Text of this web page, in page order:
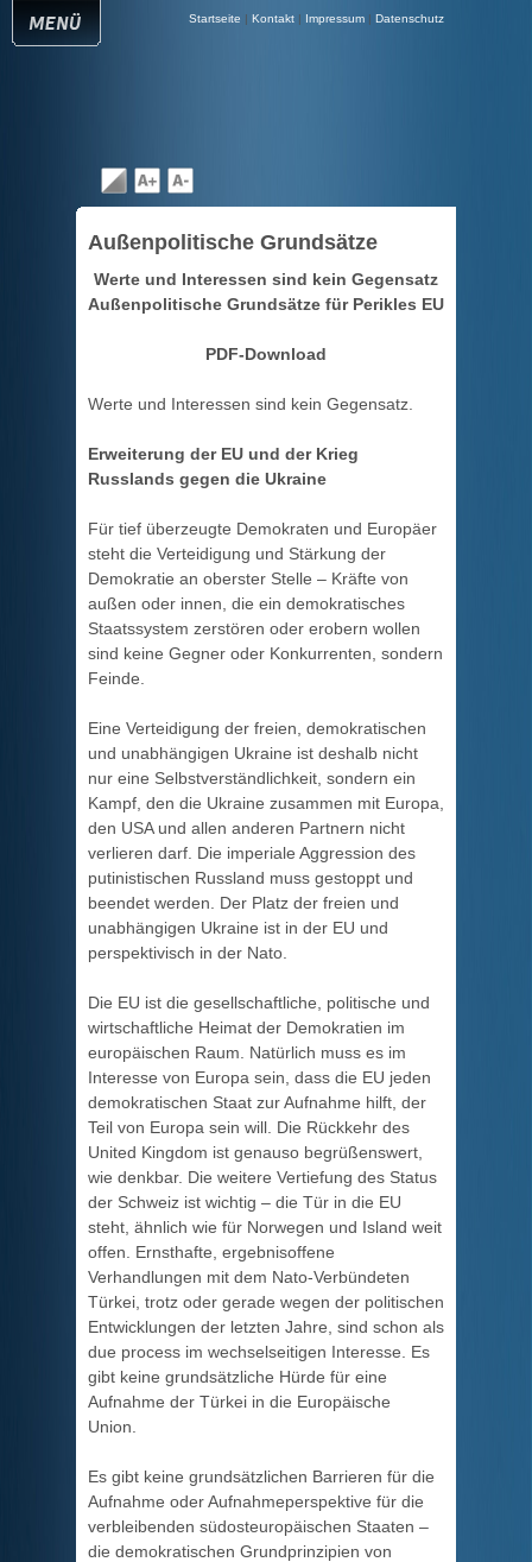
Startseite | Kontakt | Impressum | Datenschutz
Außenpolitische Grundsätze
Werte und Interessen sind kein Gegensatz
Außenpolitische Grundsätze für Perikles EU
PDF-Download
Werte und Interessen sind kein Gegensatz.
Erweiterung der EU und der Krieg
Russlands gegen die Ukraine
Für tief überzeugte Demokraten und Europäer
steht die Verteidigung und Stärkung der
Demokratie an oberster Stelle – Kräfte von
außen oder innen, die ein demokratisches
Staatssystem zerstören oder erobern wollen
sind keine Gegner oder Konkurrenten, sondern
Feinde.
Eine Verteidigung der freien, demokratischen
und unabhängigen Ukraine ist deshalb nicht
nur eine Selbstverständlichkeit, sondern ein
Kampf, den die Ukraine zusammen mit Europa,
den USA und allen anderen Partnern nicht
verlieren darf. Die imperiale Aggression des
putinistischen Russland muss gestoppt und
beendet werden. Der Platz der freien und
unabhängigen Ukraine ist in der EU und
perspektivisch in der Nato.
Die EU ist die gesellschaftliche, politische und
wirtschaftliche Heimat der Demokratien im
europäischen Raum. Natürlich muss es im
Interesse von Europa sein, dass die EU jeden
demokratischen Staat zur Aufnahme hilft, der
Teil von Europa sein will. Die Rückkehr des
United Kingdom ist genauso begrüßenswert,
wie denkbar. Die weitere Vertiefung des Status
der Schweiz ist wichtig – die Tür in die EU
steht, ähnlich wie für Norwegen und Island weit
offen. Ernsthafte, ergebnisoffene
Verhandlungen mit dem Nato-Verbündeten
Türkei, trotz oder gerade wegen der politischen
Entwicklungen der letzten Jahre, sind schon als
due process im wechselseitigen Interesse. Es
gibt keine grundsätzliche Hürde für eine
Aufnahme der Türkei in die Europäische
Union.
Es gibt keine grundsätzlichen Barrieren für die
Aufnahme oder Aufnahmeperspektive für die
verbleibenden südosteuropäischen Staaten –
die demokratischen Grundprinzipien von